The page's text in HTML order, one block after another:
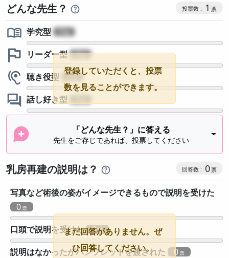
どんな先生？ コミュニ
1
学究型
?
リーダー型
?
聴き役型
?
話し好き型
「どんな先生？」に答える
先生をご存じであれば、投票してください
登録していただくと、投票
数を見ることができます。
乳房再建の説明は？ 0
写真など術後の姿がイメージできるもので説明を受けた
0
口頭で説明を受けた
0
説明はなかったがパンフレットを渡された
0
まだ回答がありません。ぜ
ひ回答してください。